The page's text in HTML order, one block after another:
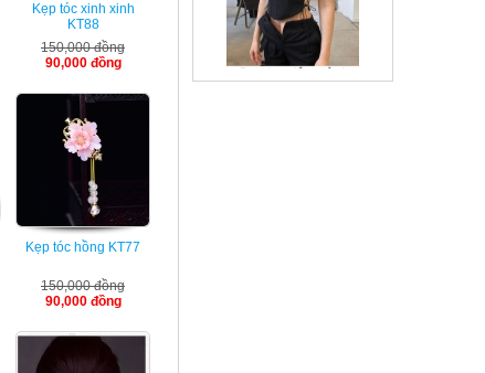
Kẹp tóc xinh xinh
KT88
150,000 đồng
90,000 đồng
Kẹp tóc hồng KT77
150,000 đồng
90,000 đồng
Croptop dây mảnh